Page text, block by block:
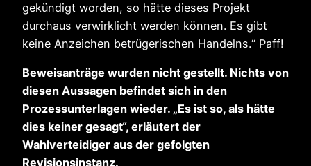
gekündigt worden, so hätte dieses Projekt
durchaus verwirklicht werden können. Es gibt
keine Anzeichen betrügerischen Handelns.“ Paff!
Beweisanträge wurden nicht gestellt. Nichts von
diesen Aussagen befindet sich in den
Prozessunterlagen wieder. „Es ist so, als hätte
dies keiner gesagt“, erläutert der
Wahlverteidiger aus der gefolgten
Revisionsinstanz.